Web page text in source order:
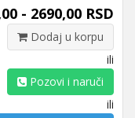
- 2690,00 RSD
Dodaj u korpu
ili
Pozovi i naruči
ili